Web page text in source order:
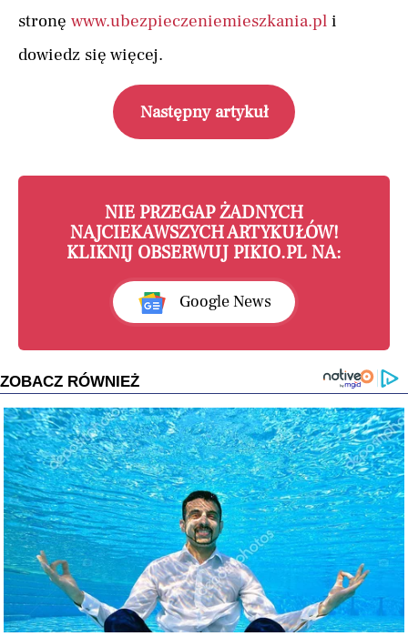
stronę www.ubezpieczeniemieszkania.pl i
dowiedz się więcej.
Następny artykuł
NIE PRZEGAP ŻADNYCH
NAJCIEKAWSZYCH ARTYKUŁÓW!
KLIKNIJ OBSERWUJ PIKIO.PL NA:
Google News
ZOBACZ RÓWNIEŻ